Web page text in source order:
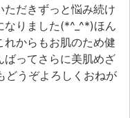
だきずっと悩み続け
なりました(*^_^*)ほん
からもお肌のため健
ばってさらに美肌めざ
うぞよろしくおねが